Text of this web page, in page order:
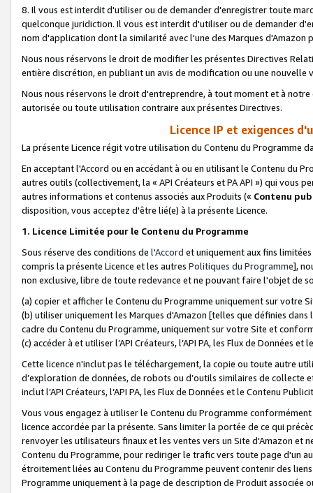
8. Il vous est interdit d'utiliser ou de demander d'enregistrer toute
quelconque juridiction. Il vous est interdit d'utiliser ou de demander
nom d'application dont la similarité avec l'une des Marques
Nous nous réservons le droit de modifier les présentes Directives
entière discrétion, en publiant un avis de modification ou une nouvelle
Nous nous réservons le droit d'entreprendre, à tout moment et à
autorisée ou toute utilisation contraire aux présentes Directives.
Licence IP et exigences
La présente Licence régit votre utilisation du Contenu du Programme
En acceptant l'Accord ou en accédant à ou en utilisant le Contenu du
autres outils (collectivement, la « API Créateurs et PA API ») qui vous
autres informations et contenus associés aux Produits (« Contenu
disposition, vous acceptez d'être lié(e) à la présente Licence.
1. Licence Limitée pour le Contenu du Programme
Sous réserve des conditions de l'Accord et uniquement aux fins
compris la présente Licence et les autres Politiques du Programme],
non exclusive, libre de toute redevance et ne pouvant faire l'objet de
(a) copier et afficher le Contenu du Programme uniquement sur votre
(b) utiliser uniquement les Marques d'Amazon [telles que définies dans
cadre du Contenu du Programme, uniquement sur votre Site et
(c) accéder à et utiliser l’API Créateurs, l’API PA, les Flux de Données
Cette licence n'inclut pas le téléchargement, la copie ou toute autre
d’exploration de données, de robots ou d’outils similaires de
inclut l’API Créateurs, l’API PA, les Flux de Données et le Contenu
Vous vous engagez à utiliser le Contenu du Programme
licence accordée par la présente. Sans limiter la portée de ce qui
renvoyer les utilisateurs finaux et les ventes vers un Site d'Amazon et
Contenu du Programme, pour rediriger le trafic vers toute page d'un
étroitement liées au Contenu du Programme peuvent contenir des
Programme uniquement à la page de description de Produit associée